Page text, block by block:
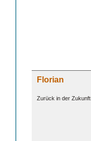
Florian
Zurück in der Zukunft